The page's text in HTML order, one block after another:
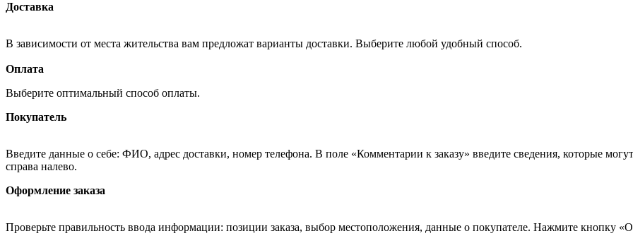
Доставка
В зависимости от места жительства вам предложат варианты доставки. Выберите любой удобный способ.
Оплата
Выберите оптимальный способ оплаты.
Покупатель
Введите данные о себе: ФИО, адрес доставки, номер телефона. В поле «Комментарии к заказу» введите сведения, которые
справа налево.
Оформление заказа
Проверьте правильность ввода информации: позиции заказа, выбор местоположения, данные о покупателе. Нажмите кнопку